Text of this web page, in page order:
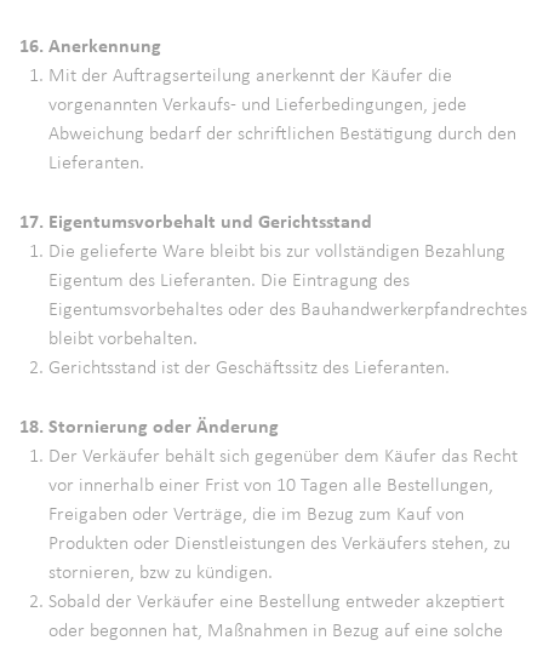
16. Anerkennung
Mit der Auftragserteilung anerkennt der Käufer die
vorgenannten Verkaufs- und Lieferbedingungen, jede
Abweichung bedarf der schriftlichen Bestätigung durch den
Lieferanten.
17. Eigentumsvorbehalt und Gerichtsstand
Die gelieferte Ware bleibt bis zur vollständigen Bezahlung
Eigentum des Lieferanten. Die Eintragung des
Eigentumsvorbehaltes oder des Bauhandwerkerpfandrechtes
bleibt vorbehalten.
Gerichtsstand ist der Geschäftssitz des Lieferanten.
18. Stornierung oder Änderung
Der Verkäufer behält sich gegenüber dem Käufer das Recht
vor innerhalb einer Frist von 10 Tagen alle Bestellungen,
Freigaben oder Verträge, die im Bezug zum Kauf von
Produkten oder Dienstleistungen des Verkäufers stehen, zu
stornieren, bzw zu kündigen.
Sobald der Verkäufer eine Bestellung entweder akzeptiert
oder begonnen hat, Maßnahmen in Bezug auf eine solche